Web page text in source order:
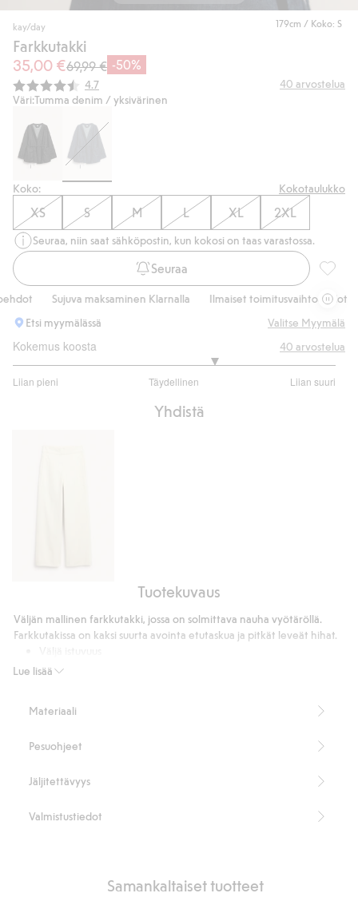
179cm / Koko: S
kay/day
Farkkutakki
35,00 €69,99 € -50%
Keskimääräinen luokitus:
4.7 40 arvostelua
Väri:Tumma denim / yksivärinen
Koko: Kokotaulukko
XS S M L XL 2XL
Seuraa, niin saat sähköpostin, kun kokosi on taas varastossa.
Seuraa
Sujuva maksaminen Klarnalla Ilmaiset toimitusvaihtoehdot
Etsi myymälässä
Valitse Myymälä
Kokemus koosta
Liian pieni Täydellinen Liian suuri
/
40 arvostelua
Yhdistä
farkut
fit
Tuotekuvaus
Lue lisää
Väljän mallinen farkkutakki, jossa on solmittava nauha vyötäröllä.
Farkkutakissa on kaksi suurta avointa etutaskua ja pitkät leveät hihat.
Ei vuorattu
Pituus 75 cm koossa S
Tuotenumero:
Materiaali
Pesuohjeet
Jäljitettävyys
Valmistustiedot
Samankaltaiset tuotteet